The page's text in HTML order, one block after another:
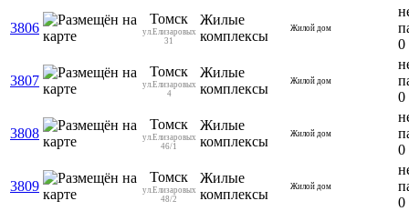
3806
Томск
ул.Елизаровых
31
Жилые
комплексы
Жилой дом
0
3807
Томск
ул.Елизаровых
4
Жилые
комплексы
Жилой дом
0
3808
Томск
ул.Елизаровых
46/1
Жилые
комплексы
Жилой дом
0
3809
Томск
ул.Елизаровых
48/2
Жилые
комплексы
Жилой дом
0